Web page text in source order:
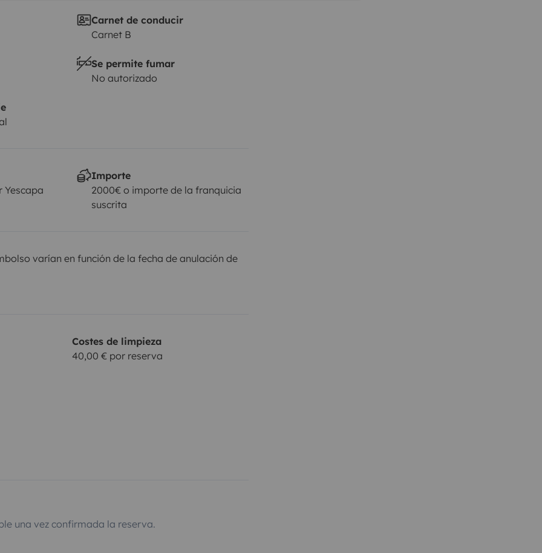
Carnet de conducir
Carnet B
Se permite fumar
No autorizado
Yescapa
Importe
2000€ o importe de la franquicia
suscrita
varían en función de la fecha de anulación de
Costes de limpieza
40,00 € por reserva
una vez confirmada la reserva.